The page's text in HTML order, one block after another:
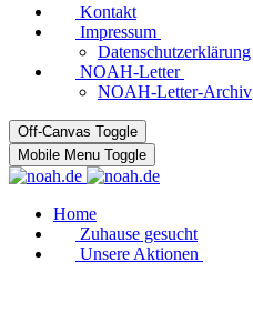
Kontakt
Impressum
Datenschutzerklärung
NOAH-Letter
NOAH-Letter-Archiv
Off-Canvas Toggle
Mobile Menu Toggle
Home
Zuhause gesucht
Unsere Aktionen